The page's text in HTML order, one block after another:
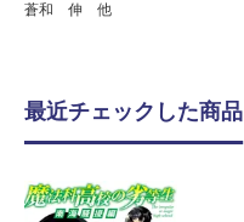
蒼和 伸 他
最近チェックした商品